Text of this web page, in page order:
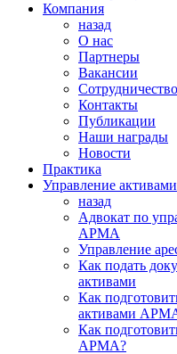
Компания
назад
О нас
Партнеры
Вакансии
Сотрудничество
Контакты
Публикации
Наши награды
Новости
Практика
Управление активами
назад
Адвокат по
АРМА
Управление
Как подать
активами
Как
активами
Как
АРМА?